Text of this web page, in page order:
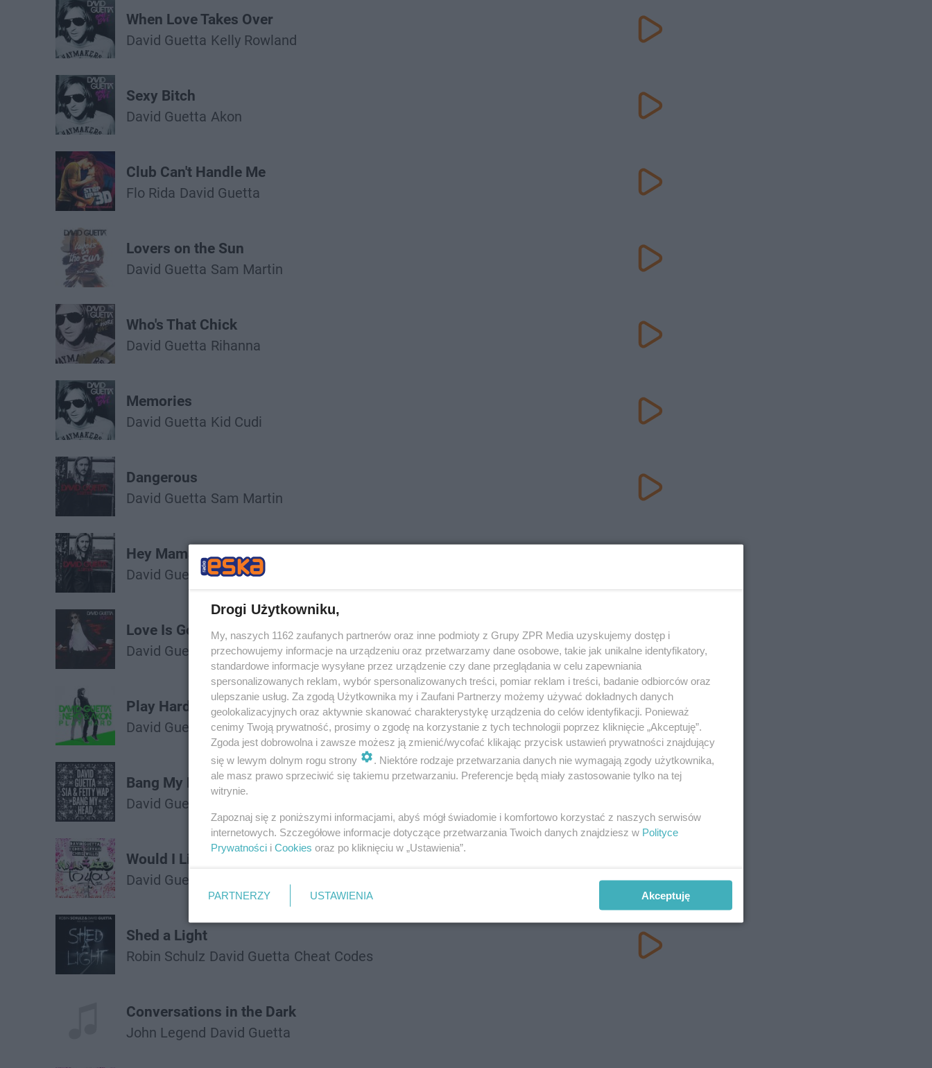
When Love Takes Over
David Guetta Kelly Rowland
Sexy Bitch
David Guetta Akon
Club Can't Handle Me
Flo Rida David Guetta
Lovers on the Sun
David Guetta Sam Martin
Who's That Chick
David Guetta Rihanna
Memories
David Guetta Kid Cudi
Dangerous
David Guetta Sam Martin
Hey Mama
David Guetta Nicki Minaj
Love Is Gone
David Guetta
Play Hard
David Guetta
Akon Ne-Yo
Bang My Head
David Guetta
Would I Lie to You
David Guetta
Cedric Gervais
Shed a Light
Robin Schulz David Guetta Cheat Codes
Conversations in the Dark
John Legend David Guetta
Drogi Użytkowniku,
My, naszych 1162 zaufanych partnerów oraz inne podmioty z Grupy ZPR Media uzyskujemy dostęp i
przechowujemy informacje na urządzeniu oraz przetwarzamy dane osobowe, takie jak unikalne identyfikatory,
standardowe informacje wysyłane przez urządzenie czy dane przeglądania w celu zapewniania
spersonalizowanych reklam, wybór spersonalizowanych treści, pomiar reklam i treści, badanie odbiorców oraz
ulepszanie usług. Za zgodą Użytkownika my i Zaufani Partnerzy możemy używać dokładnych danych
geolokalizacyjnych oraz aktywnie skanować charakterystykę urządzenia do celów identyfikacji. Ponieważ
cenimy Twoją prywatność, prosimy o zgodę na korzystanie z tych technologii poprzez kliknięcie „Akceptuję”.
Zgoda jest dobrowolna i zawsze możesz ją zmienić/wycofać klikając przycisk ustawień prywatności znajdujący
się w lewym dolnym rogu strony
. Niektóre rodzaje przetwarzania danych nie wymagają zgody użytkownika,
ale masz prawo sprzeciwić się takiemu przetwarzaniu. Preferencje będą miały zastosowanie tylko na tej
witrynie.
Zapoznaj się z poniższymi informacjami, abyś mógł świadomie i komfortowo korzystać z naszych serwisów
internetowych. Szczegółowe informacje dotyczące przetwarzania Twoich danych znajdziesz w Polityce
Prywatności i Cookies oraz po kliknięciu w „Ustawienia”.
PARTNERZY USTAWIENIA Akceptuję